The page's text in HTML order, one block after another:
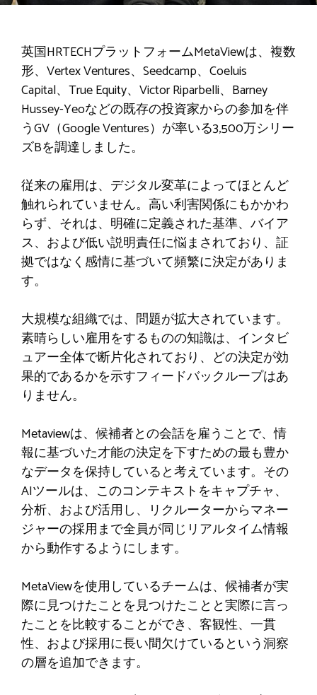
英国HRTECHプラットフォームMetaViewは、複数
形、Vertex Ventures、Seedcamp、Coeluis
Capital、True Equity、Victor Riparbelli、Barney
Hussey-Yeoなどの既存の投資家からの参加を伴
うGV（Google Ventures）が率いる3,500万シリー
ズBを調達しました。 ​​
従来の雇用は、デジタル変革によってほとんど
触れられていません。高い利害関係にもかかわ
らず、それは、明確に定義された基準、バイア
ス、および低い説明責任に悩まされており、証
拠ではなく感情に基づいて頻繁に決定がありま
す。
大規模な組織では、問題が拡大されています。
素晴らしい雇用をするものの知識は、インタビ
ュアー全体で断片化されており、どの決定が効
果的であるかを示すフィードバックループはあ
りません。
Metaviewは、候補者との会話を雇うことで、情
報に基づいた才能の決定を下すための最も豊か
なデータを保持していると考えています。その
AIツールは、このコンテキストをキャプチャ、
分析、および活用し、リクルーターからマネー
ジャーの採用まで全員が同じリアルタイム情報
から動作するようにします。
MetaViewを使用しているチームは、候補者が実
際に見つけたことを見つけたことと実際に言っ
たことを比較することができ、客観性、一貫
性、および採用に長い間欠けているという洞察
の層を追加できます。